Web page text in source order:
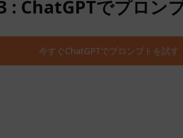
: ChatGPTでプロン
今すぐChatGPTでプロンプトを試す